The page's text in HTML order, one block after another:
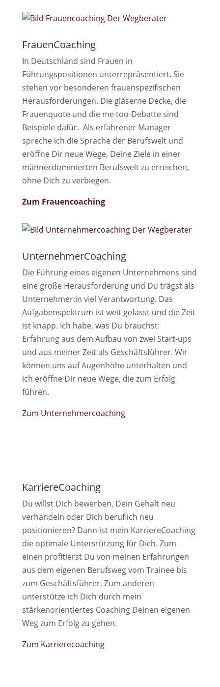
FrauenCoaching
In Deutschland sind Frauen in
Führungspositionen unterrepräsentiert. Sie
stehen vor besonderen frauenspezifischen
Herausforderungen. Die gläserne Decke, die
Frauenquote und die me too-Debatte sind
Beispiele dafür. Als erfahrener Manager
spreche ich die Sprache der Berufswelt und
eröffne Dir neue Wege, Deine Ziele in einer
männerdominierten Berufswelt zu erreichen,
ohne Dich zu verbiegen.
Zum Frauencoaching
UnternehmerCoaching
Die Führung eines eigenen Unternehmens sind
eine große Herausforderung und Du trägst als
Unternehmer:in viel Verantwortung. Das
Aufgabenspektrum ist weit gefasst und die Zeit
ist knapp. Ich habe, was Du brauchst:
Erfahrung aus dem Aufbau von zwei Start-ups
und aus meiner Zeit als Geschäftsführer. Wir
können uns auf Augenhöhe unterhalten und
ich eröffne Dir neue Wege, die zum Erfolg
führen.
Zum Unternehmercoaching
KarriereCoaching
Du willst Dich bewerben, Dein Gehalt neu
verhandeln oder Dich beruflich neu
positionieren? Dann ist mein KarriereCoaching
die optimale Unterstützung für Dich. Zum
einen profitierst Du von meinen Erfahrungen
aus dem eigenen Berufsweg vom Trainee bis
zum Geschäftsführer. Zum anderen
unterstütze ich Dich durch mein
stärkenorientiertes Coaching Deinen eigenen
Weg zum Erfolg zu gehen.
Zum Karrierecoaching